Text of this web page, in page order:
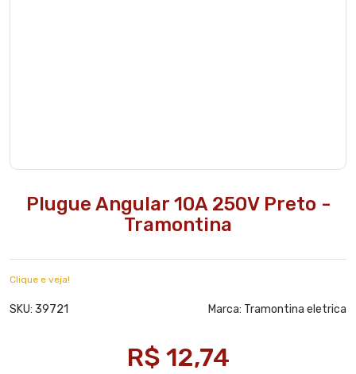
Plugue Angular 10A 250V Preto -
Tramontina
Clique e veja!
SKU: 39721 Marca: Tramontina eletrica
R$ 12,74